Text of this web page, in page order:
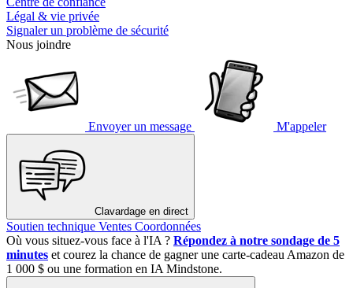
Légal & vie privée
Signaler un problème de sécurité
Nous joindre
Envoyer un message M'appeler
Clavardage en direct
Soutien technique Ventes Coordonnées
Où vous situez-vous face à l'IA ? Répondez à notre sondage de 5
minutes et courez la chance de gagner une carte-cadeau Amazon de
1 000 $ ou une formation en IA Mindstone.